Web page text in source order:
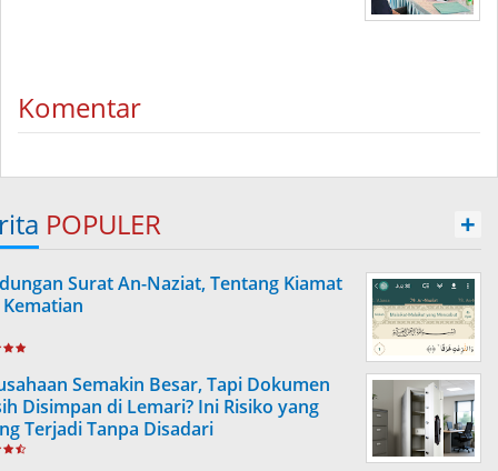
Komentar
POPULER +
Surat An-Naziat, Tentang Kiamat
Semakin Besar, Tapi Dokumen
Disimpan di Lemari? Ini Risiko yang
Terjadi Tanpa Disadari